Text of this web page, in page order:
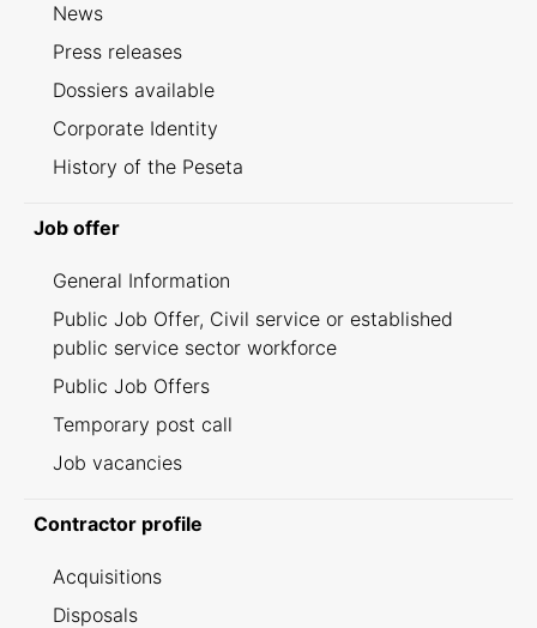
News
Press releases
Dossiers available
Corporate Identity
History of the Peseta
Job offer
General Information
Public Job Offer, Civil service or established
public service sector workforce
Public Job Offers
Temporary post call
Job vacancies
Contractor profile
Acquisitions
Disposals